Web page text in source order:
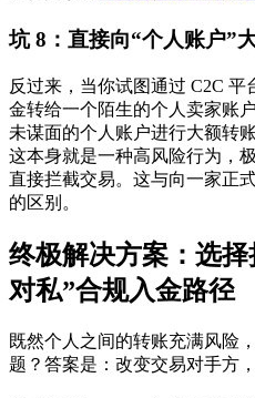
坑 8：直接向“个人账户”
反过来，当你试图通过 C2C
金转给一个陌生的个人卖家账
未谋面的个人账户进行大额转
这本身就是一种高风险行为，
直接拦截交易。这与向一家正
的区别。
终极解决方案：选
对私”合规入金路径
既然个人之间的转账充满风险
题？答案是： 改变交易对手方